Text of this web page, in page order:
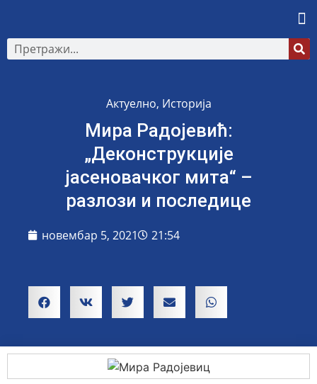
Актуелно, Историја
Мира Радојевић:
„Деконструкције
јасеновачког мита“ –
разлози и последице
новембар 5, 2021 21:54